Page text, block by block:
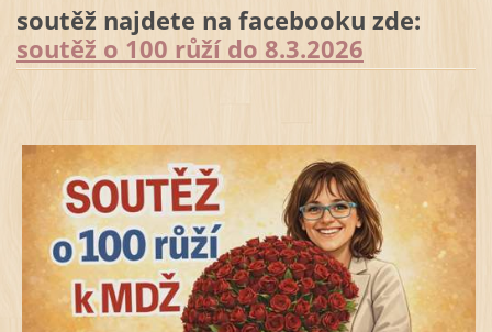
soutěž najdete na facebooku zde:
soutěž o 100 růží do 8.3.2026